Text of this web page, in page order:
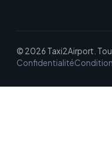
© 2026 Taxi2Airport.
Confidentialité